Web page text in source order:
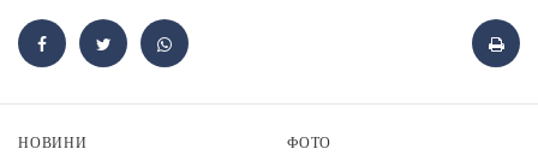
НОВИНИ ФОТО